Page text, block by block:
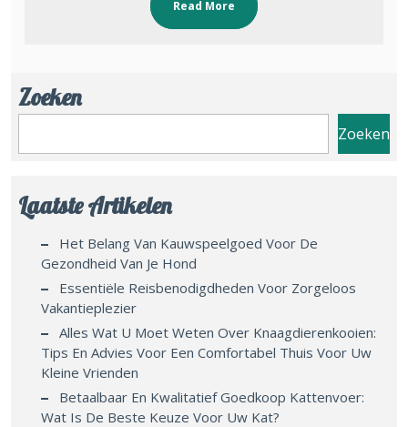
Read More
Zoeken
Zoeken
Laatste Artikelen
Het Belang Van Kauwspeelgoed Voor De
Gezondheid Van Je Hond
Essentiële Reisbenodigdheden Voor Zorgeloos
Vakantieplezier
Alles Wat U Moet Weten Over Knaagdierenkooien:
Tips En Advies Voor Een Comfortabel Thuis Voor Uw
Kleine Vrienden
Betaalbaar En Kwalitatief Goedkoop Kattenvoer:
Wat Is De Beste Keuze Voor Uw Kat?